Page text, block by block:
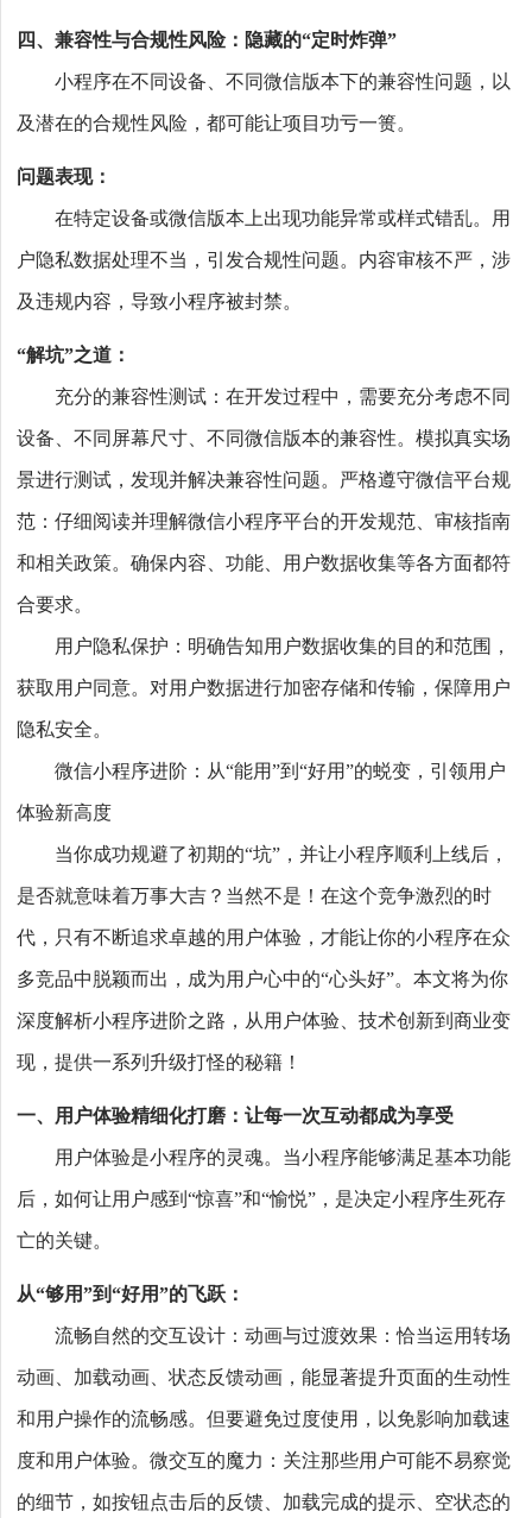
四、兼容性与合规性风险：隐藏的“定时炸弹”
小程序在不同设备、不同微信版本下的兼容性问题，以
及潜在的合规性风险，都可能让项目功亏一篑。
问题表现：
在特定设备或微信版本上出现功能异常或样式错乱。用
户隐私数据处理不当，引发合规性问题。内容审核不严，涉
及违规内容，导致小程序被封禁。
“解坑”之道：
充分的兼容性测试：在开发过程中，需要充分考虑不同
设备、不同屏幕尺寸、不同微信版本的兼容性。模拟真实场
景进行测试，发现并解决兼容性问题。严格遵守微信平台规
范：仔细阅读并理解微信小程序平台的开发规范、审核指南
和相关政策。确保内容、功能、用户数据收集等各方面都符
合要求。
用户隐私保护：明确告知用户数据收集的目的和范围，
获取用户同意。对用户数据进行加密存储和传输，保障用户
隐私安全。
微信小程序进阶：从“能用”到“好用”的蜕变，引领用户
体验新高度
当你成功规避了初期的“坑”，并让小程序顺利上线后，
是否就意味着万事大吉？当然不是！在这个竞争激烈的时
代，只有不断追求卓越的用户体验，才能让你的小程序在众
多竞品中脱颖而出，成为用户心中的“心头好”。本文将为你
深度解析小程序进阶之路，从用户体验、技术创新到商业变
现，提供一系列升级打怪的秘籍！
一、用户体验精细化打磨：让每一次互动都成为享受
用户体验是小程序的灵魂。当小程序能够满足基本功能
后，如何让用户感到“惊喜”和“愉悦”，是决定小程序生死存
亡的关键。
从“够用”到“好用”的飞跃：
流畅自然的交互设计：动画与过渡效果：恰当运用转场
动画、加载动画、状态反馈动画，能显著提升页面的生动性
和用户操作的流畅感。但要避免过度使用，以免影响加载速
度和用户体验。微交互的魔力：关注那些用户可能不易察觉
的细节，如按钮点击后的反馈、加载完成的提示、空状态的